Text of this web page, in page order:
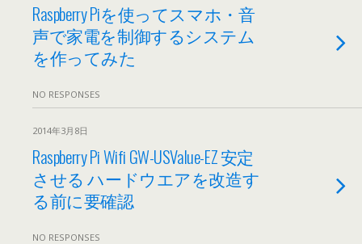
Raspberry Piを使ってスマホ・音
声で家電を制御するシステム
を作ってみた
NO RESPONSES
2014年3月8日
Raspberry Pi Wifi GW-USValue-EZ 安定
させる ハードウエアを改造す
る前に要確認
NO RESPONSES